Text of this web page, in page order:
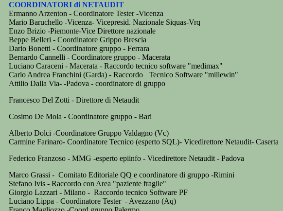
COORDINATORI di NETAUDIT
Ermanno Arzenton - Coordinatore Tester -Vicenza
Mario Baruchello -Vicenza- Vicepresid. Nazionale Siquas-Vrq
Enzo Brizio -Piemonte-Vice Direttore nazionale
Beppe Belleri - Coordinatore Grippo Brescia
Dario Bonetti - Coordinatore gruppo - Ferrara
Bernardo Cannelli - Coordinatore gruppo - Macerata
Luciano Caraceni - Macerata - Raccordo tecnico software "medimax"
Carlo Andrea Franchini (Garda) - Raccordo Tecnico Software "millewin"
Attilio Dalla Via- -Padova - coordinatore di gruppo
Francesco Del Zotti - Direttore di Netaudit
Cosimo De Mola - Coordinatore gruppo - Bari
Alberto Dolci -Coordinatore Gruppo Valdagno (Vc)
Carmine Farinaro- Coordinatore Tecnico (esperto SQL)- Vicedirettore Netaudit- Caserta
Federico Franzoso - MMG -esperto epiinfo - Vicedirettore Netaudit - Padova
Marco Grassi - Comitato Editoriale QQ e coordinatore di gruppo -Rimini
Stefano Ivis - Raccordo con Area "paziente fragile"
Giorgio Lazzari - Milano - Raccordo tecnico Software PF
Luciano Lippa - Coordinatore Tester - Avezzano (Aq)